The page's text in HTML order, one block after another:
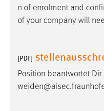
n of enrolment and
of your company will
[PDF]
Position beantwortet
des
Cookie Laufzeit: 1 Jahr
Performance
Name:
Zweck: